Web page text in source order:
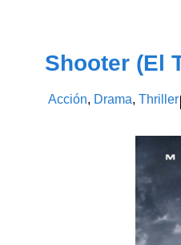
Shooter (El
Acción, Drama,Thriller